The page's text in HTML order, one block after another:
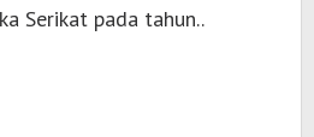
Serikat pada tahun..